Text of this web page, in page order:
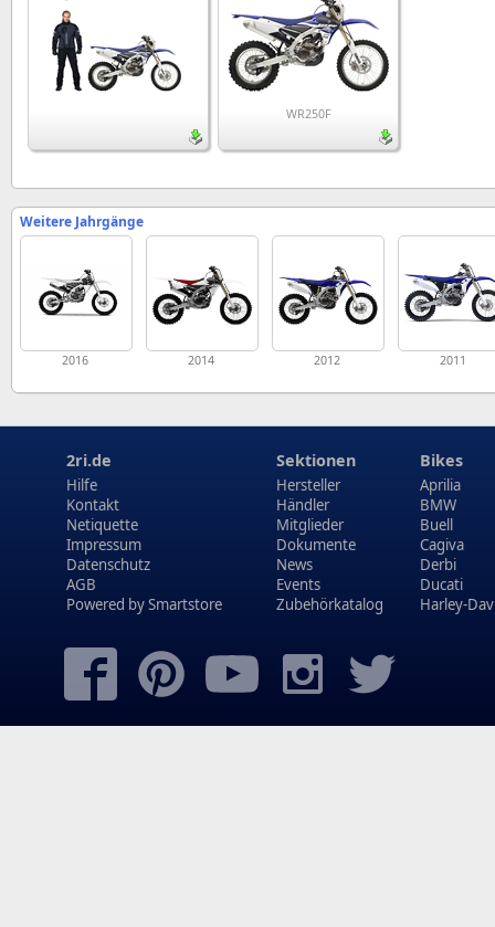
WR250F
Weitere Jahrgänge
2016 2014 2012 2011
2ri.de
Hilfe
Kontakt
Netiquette
Impressum
Datenschutz
AGB
Powered bySmartstore
Sektionen
Hersteller
Händler
Mitglieder
Dokumente
News
Events
Zubehörkatalog
Bikes
Aprilia
BMW
Buell
Cagiva
Derbi
Ducati
Harley-